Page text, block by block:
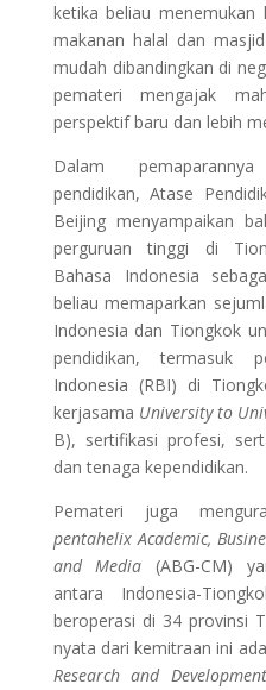
ketika beliau menemukan
makanan halal dan
mudah dibandingkan di
pemateri mengajak
perspektif baru dan lebih
Dalam
pendidikan, Atase
Beijing menyampaikan
perguruan tinggi di
Bahasa Indonesia
beliau memaparkan
Indonesia dan Tiongkok
pendidikan, termasuk
Indonesia (RBI) di
kerjasama University to
B), sertifikasi profesi,
dan tenaga kependidikan.
Pemateri juga
pentahelix Academic,
and Media (ABG-CM)
antara Indonesia-
beroperasi di 34 provinsi
nyata dari kemitraan ini
Research and Development